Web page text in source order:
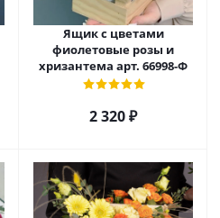
Ящик с цветами
фиолетовые розы и
хризантема арт. 66998-Ф
2 320₽